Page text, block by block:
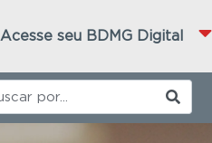
Acesse seu BDMG Digital